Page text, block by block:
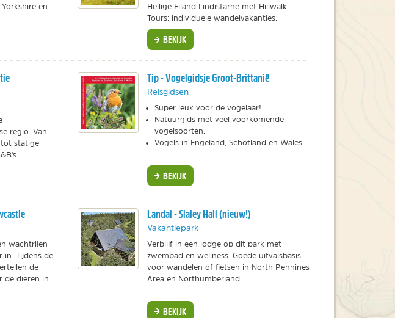
en
Heilige Eiland Lindisfarne met Hillwalk
Tours: individuele wandelvakanties.
BEKIJK
regio. Van
statige
Tip - Vogelgidsje Groot-Brittanië
Reisgidsen
Super leuk voor de vogelaar!
Natuurgids met veel voorkomende
vogelsoorten.
Vogels in Engeland, Schotland en Wales.
BEKIJK
wachtrijen
in. Tijdens de
de
de dieren in
Landal - Slaley Hall (nieuw!)
Vakantiepark
Verblijf in een lodge op dit park met
zwembad en wellness. Goede uitvalsbasis
voor wandelen of fietsen in North Pennines
Area en Northumberland.
BEKIJK